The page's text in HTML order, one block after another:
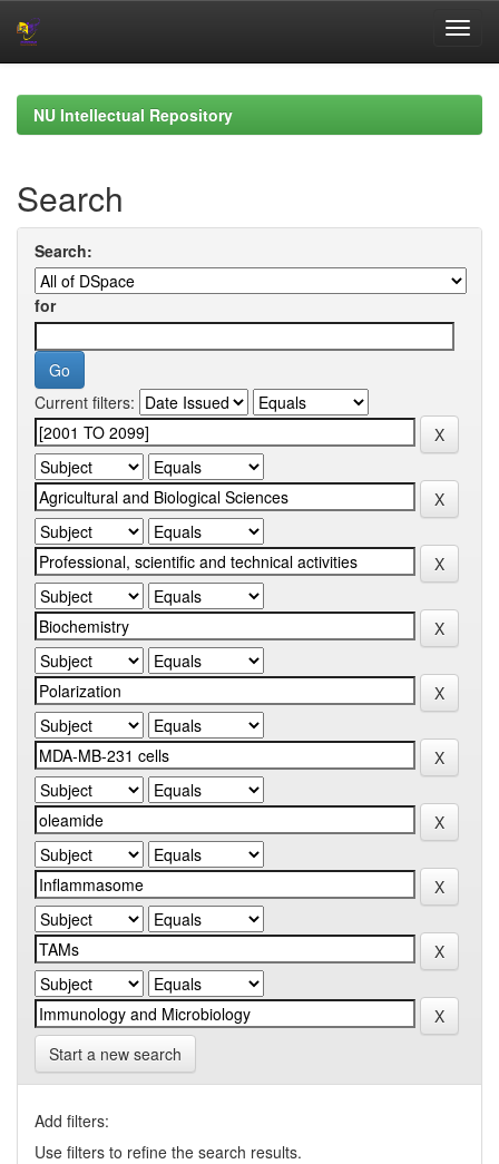
navigationNU Intellectual Repository
Search
Search:
for
Current filters:
Start a new search
Add filters:
Use filters to refine the search results.